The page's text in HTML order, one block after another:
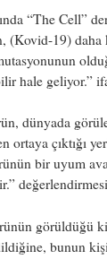
“The Cell”
(Kovid-19) daha
hale geliyor.”
dünyada
ortaya çıktığı
bir uyum
görüldüğü
bunun